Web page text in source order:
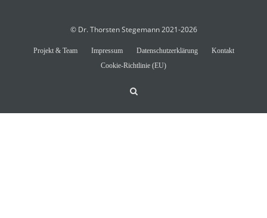
© Dr. Thorsten Stegemann 2021-2026
Projekt & Team Impressum Datenschutzerklärung
Kontakt
Cookie-Richtlinie (EU)